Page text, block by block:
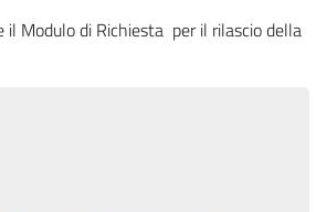
il Modulo di Richiesta per il rilascio della